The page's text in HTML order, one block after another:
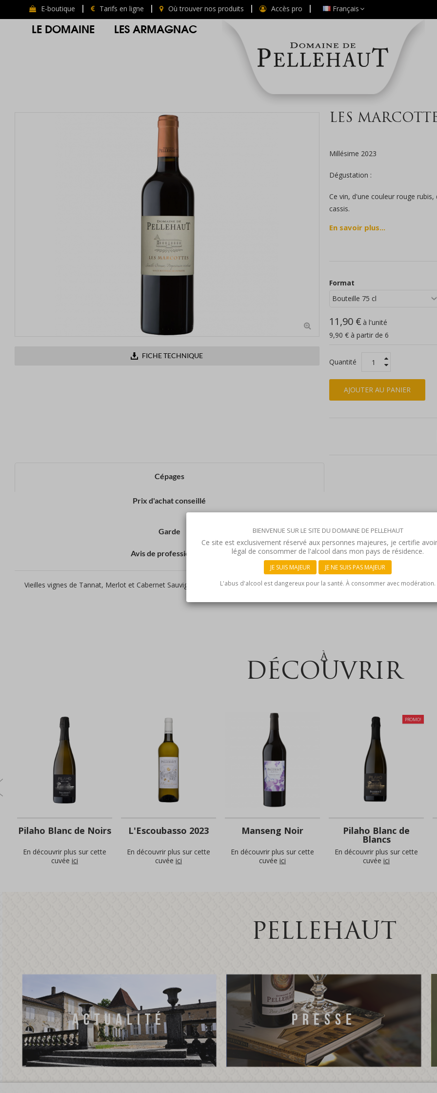
BIENVENUE SUR LE SITE DU DOMAINE DE PELLEHAUT
Ce site est exclusivement réservé aux personnes majeures, je certifie
légal de consommer de l'alcool dans mon pays de résidence.
JE SUIS MAJEUR JE NE SUIS PAS MAJEUR
L'abus d'alcool est dangereux pour la santé. À consommer avec modération.
E-boutique Tarifs en ligne Où trouver nos produits Accès pro Français
LE DOMAINE LES ARMAGNAC
FICHE TECHNIQUE
LES
Millésime 2023
Dégustation :
Ce vin, d'une couleur rouge
cassis.
L'attaque est franche, soutenue
https://sbwy.st4.ch/De36Facy4I37
En savoir plus...
Format
11,90 € à l'unité
9,90 € à partir de 6
Quantité
AJOUTER AU PANIER
Cépages
Prix d'achat conseillé
Garde
Avis de professionnels
Vieilles vignes de Tannat, Merlot et Cabernet Sauvignon.
À
DÉCOUVRIR
Pilaho Blanc de Noirs
En découvrir plus sur cette
cuvée ici
L'Escoubasso 2023
En découvrir plus sur cette
cuvée ici
Manseng Noir
En découvrir plus sur cette
cuvée ici
PROMO!
Pilaho Blanc de
Blancs
En découvrir plus sur cette
cuvée ici
PELLEHAUT
ACTUALITÉ PRESSE